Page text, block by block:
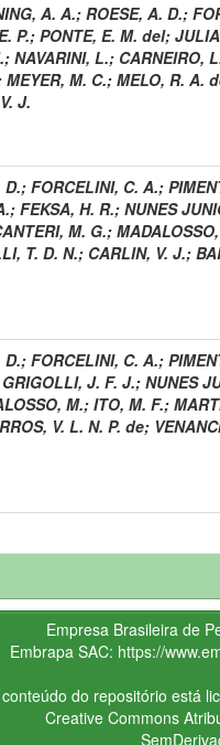
A. A.; ROESE, A. D.;
P.; PONTE, E. M. del;
; NAVARINI, L.; CARNEIRO,
MEYER, M. C.; MELO, R. A.
J.
D.; FORCELINI, C. A.;
; FEKSA, H. R.; NUNES
M. G.;
T. D. N.; CARLIN, V. J.;
D.; FORCELINI, C. A.;
GRIGOLLI, J. F. J.; NUNES
M.; ITO, M. F.;
V. L. N. P. de;
Empresa Brasileira de
Embrapa SAC: https://
do repositório está
Creative Commons